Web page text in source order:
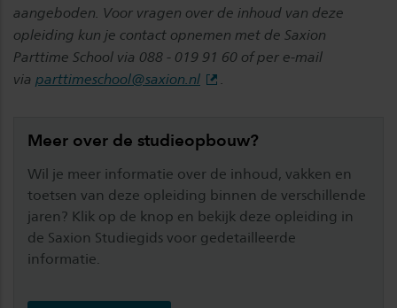
aangeboden. Voor vragen over de inhoud van deze
opleiding kun je contact opnemen met de Saxion
Parttime School via 088 - 019 91 60 of per e-mail
via parttimeschool@saxion.nl .
Meer over de studieopbouw?
Wil je meer informatie over de inhoud, vakken en
toetsen van deze opleiding binnen de verschillende
jaren? Klik op de knop en bekijk deze opleiding in
de Saxion Studiegids voor gedetailleerde
informatie.